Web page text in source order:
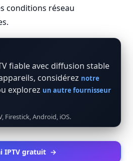
conditions réseau
fiable avec diffusion stable
considérez notre
explorez un autre fournisseur
Firestick, Android, iOS.
IPTV gratuit →